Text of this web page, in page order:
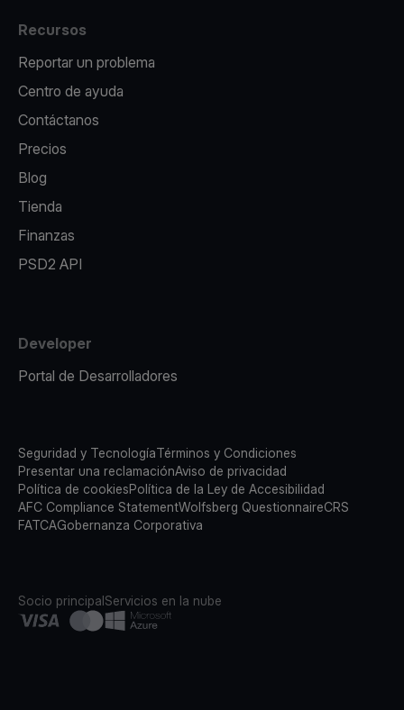
Recursos
Reportar un problema
Centro de ayuda
Contáctanos
Precios
Blog
Tienda
Finanzas
PSD2 API
Developer
Portal de Desarrolladores
Seguridad y TecnologíaTérminos y Condiciones
Presentar una reclamaciónAviso de privacidad
Política de cookiesPolítica de la Ley de Accesibilidad
AFC Compliance StatementWolfsberg QuestionnaireCRS
FATCAGobernanza Corporativa
Socio principalServicios en la nube